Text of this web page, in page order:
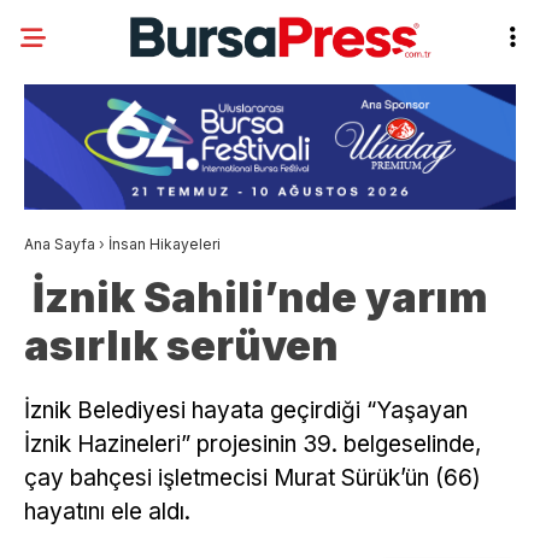
Ana Sayfa › İnsan Hikayeleri
İznik Sahili’nde yarım
asırlık serüven
İznik Belediyesi hayata geçirdiği “Yaşayan
İznik Hazineleri” projesinin 39. belgeselinde,
çay bahçesi işletmecisi Murat Sürük’ün (66)
hayatını ele aldı.